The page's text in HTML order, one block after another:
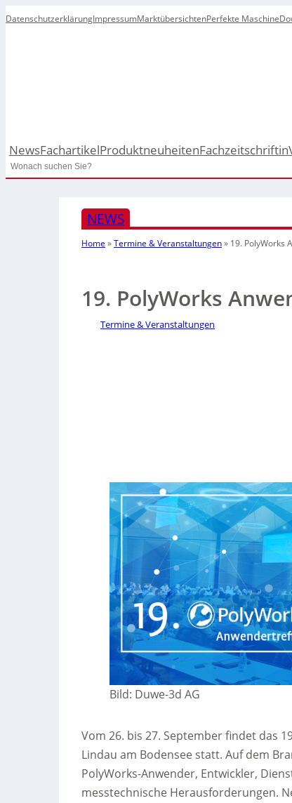
DatenschutzerklärungImpressumMarktübersichtenPerfekte Maschine
NewsFachartikelProduktneuheitenFachzeitschrift
Search
NEWS
Home »Termine & Veranstaltungen» 19. PolyWorks
19. PolyWorks
Termine & Veranstaltungen
Bild: Duwe-3d AG
Vom 26. bis 27. September findet das
Lindau am Bodensee statt. Auf dem
PolyWorks-Anwender, Entwickler,
messtechnische Herausforderungen.